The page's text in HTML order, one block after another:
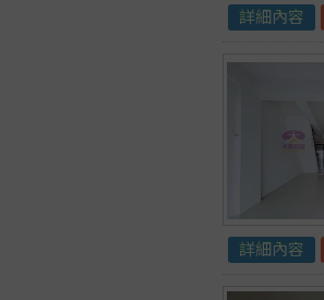
詳細內容
詳細內容